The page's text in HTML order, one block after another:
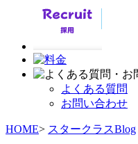
よくある質問
お問い合わせ
HOME> スタークラスBlog